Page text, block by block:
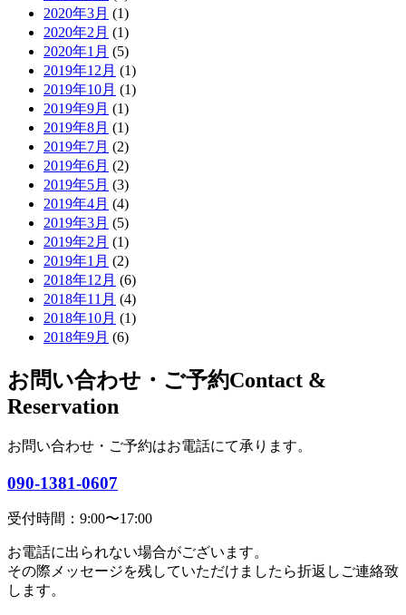
2020年3月 (1)
2020年2月 (1)
2020年1月 (5)
2019年12月 (1)
2019年10月 (1)
2019年9月 (1)
2019年8月 (1)
2019年7月 (2)
2019年6月 (2)
2019年5月 (3)
2019年4月 (4)
2019年3月 (5)
2019年2月 (1)
2019年1月 (2)
2018年12月 (6)
2018年11月 (4)
2018年10月 (1)
2018年9月 (6)
お問い合わせ・ご予約Contact &
Reservation
お問い合わせ・ご予約はお電話にて承ります。
090-1381-0607
受付時間：9:00〜17:00
お電話に出られない場合がございます。
その際メッセージを残していただけましたら折返しご連絡致
します。